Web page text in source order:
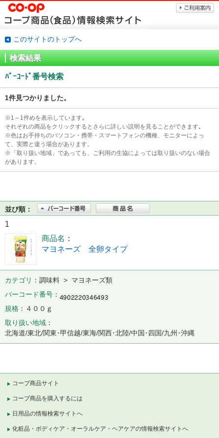
このサイトのトップへ
検索結果
ﾊﾞｰｺｰﾄﾞ番号検索
1件見つかりました。
※1～1件めを表示しています｡
それぞれの商品をクリックするとさらに詳しい説明を見ることができます｡
※色はお手持ちのパソコン・携帯・スマートフォンの機種、モニターによっ
て、実際と違う場合があります。
※「取り扱い地域」であっても、ご利用の生協によっては取り扱いのない場合
があります。
並び順：
1
商品名
マヨネーズ 全卵タイプ
カテゴリ
調味料 > マヨネーズ類
バーコード番号
規格
４００ｇ
取り扱い地域
北海道/東北/関東･甲信越/東海/関西･北陸/中国･四国/九州･沖縄
コープ商品サイト
コープ商品を購入するには
日用品の情報検索サイトへ
化粧品・ボディケア・オーラルケア・ヘアケアの情報検索サイトへ